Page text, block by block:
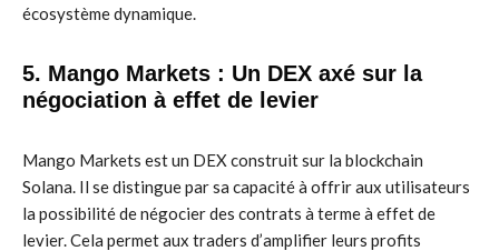
écosystème dynamique.
5. Mango Markets : Un DEX axé sur la
négociation à effet de levier
Mango Markets est un DEX construit sur la blockchain
Solana. Il se distingue par sa capacité à offrir aux utilisateurs
la possibilité de négocier des contrats à terme à effet de
levier. Cela permet aux traders d’amplifier leurs profits